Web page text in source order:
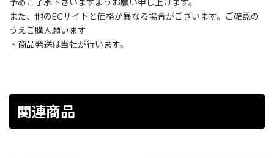
予めご了承下さいますようお願い申し上げます。
また、他のECサイトと価格が異なる場合がございます。ご確認の
うえご購入願います
・商品発送は当社が行います。
関連商品